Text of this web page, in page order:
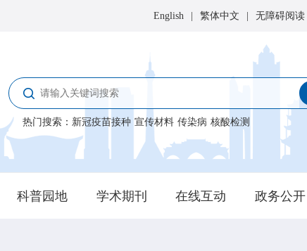
English | 繁体中文 | 无障碍阅读
热门搜索 ： 新冠疫苗接种 宣传材料 传染病 核酸检测
科普园地 学术期刊 在线互动 政务公开